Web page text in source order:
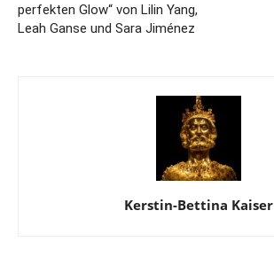
perfekten Glow“ von Lilin Yang,
Leah Ganse und Sara Jiménez
Kerstin-Bettina Kaiser